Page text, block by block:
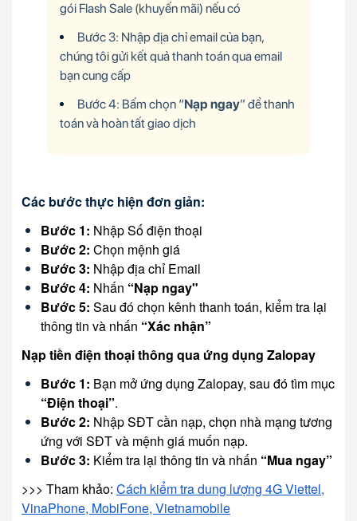
Các bước thực hiện đơn giản:
Bước 1: Nhập Số điện thoại
Bước 2: Chọn mệnh giá
Bước 3: Nhập địa chỉ Email
Bước 4: Nhấn “Nạp ngay"
Bước 5: Sau đó chọn kênh thanh toán, kiểm tra lại
thông tin và nhấn “Xác nhận”
Nạp tiền điện thoại thông qua ứng dụng Zalopay
Bước 1: Bạn mở ứng dụng Zalopay, sau đó tìm mục
“Điện thoại”.
Bước 2: Nhập SĐT cần nạp, chọn nhà mạng tương
ứng với SĐT và mệnh giá muốn nạp.
Bước 3: Kiểm tra lại thông tin và nhấn “Mua ngay”
>>> Tham khảo: Cách kiểm tra dung lượng 4G Viettel,
VinaPhone, MobiFone, Vietnamobile